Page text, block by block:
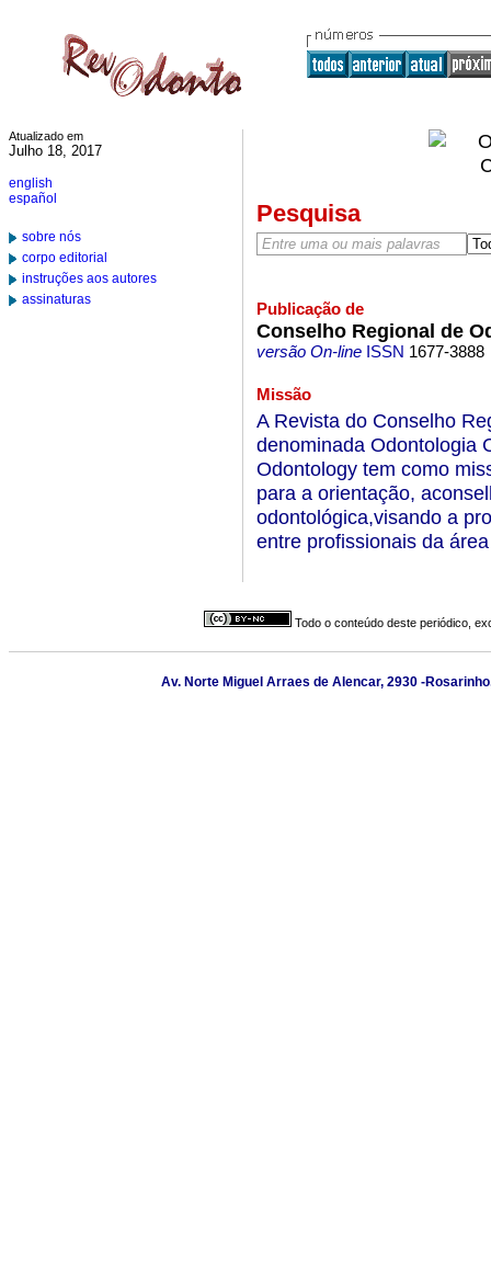
Atualizado em
Julho 18, 2017
english
español
sobre nós
corpo editorial
instruções aos autores
assinaturas
Pesquisa
Publicação de
Conselho Regional de
versão On-lineISSN 1677-3888
Missão
A Revista do Conselho
denominada Odontologia
Odontology tem como
para a orientação,
odontológica,visando a
entre profissionais da
Todo o conteúdo deste periódico,
Av. Norte Miguel Arraes de Alencar, 2930 -